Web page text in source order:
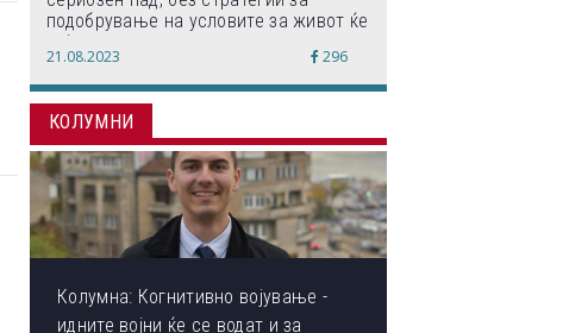
подобрување на условите за живот ќе
дојде до затворање на училишта,
предупредуваат експертите
21.08.2023 296
КОЛУМНИ
Колумна: Когнитивно војување -
идните војни ќе се водат и за